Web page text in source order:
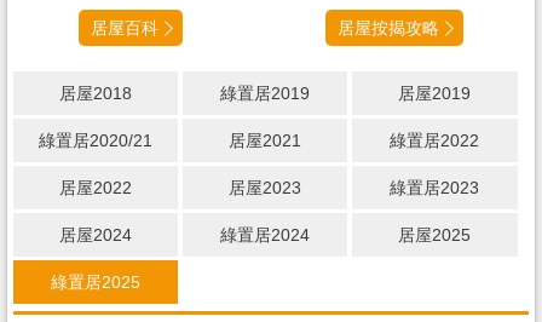
居屋百科 居屋按揭攻略
居屋2018 綠置居2019 居屋2019
綠置居2020/21 居屋2021 綠置居2022
居屋2022 居屋2023 綠置居2023
居屋2024 綠置居2024 居屋2025
綠置居2025